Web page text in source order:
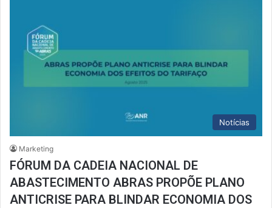
Notícias
Marketing
FÓRUM DA CADEIA NACIONAL DE
ABASTECIMENTO ABRAS PROPÕE PLANO
ANTICRISE PARA BLINDAR ECONOMIA DOS